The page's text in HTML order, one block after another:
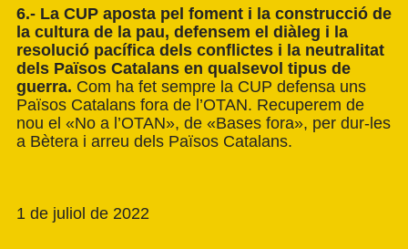
6.- La CUP aposta pel foment i la construcció de
la cultura de la pau, defensem el diàleg i la
resolució pacífica dels conflictes i la neutralitat
dels Països Catalans en qualsevol tipus de
guerra. Com ha fet sempre la CUP defensa uns
Països Catalans fora de l’OTAN. Recuperem de
nou el «No a l’OTAN», de «Bases fora», per dur-les
a Bètera i arreu dels Països Catalans.
1 de juliol de 2022